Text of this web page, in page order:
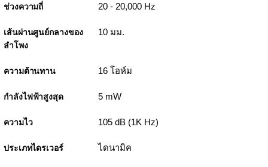
ช่วงความถี่ 20 - 20,000 Hz
เส้นผ่านศูนย์กลางของ
ลำโพง
10 มม.
ความต้านทาน 16 โอห์ม
กำลังไฟฟ้าสูงสุด 5 mW
ความไว 105 dB (1K Hz)
ประเภทไดรเวอร์ ไดนามิค